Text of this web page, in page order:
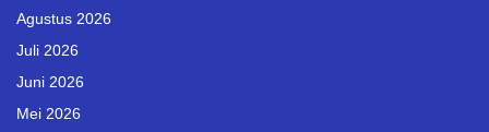
Agustus 2026
Juli 2026
Juni 2026
Mei 2026